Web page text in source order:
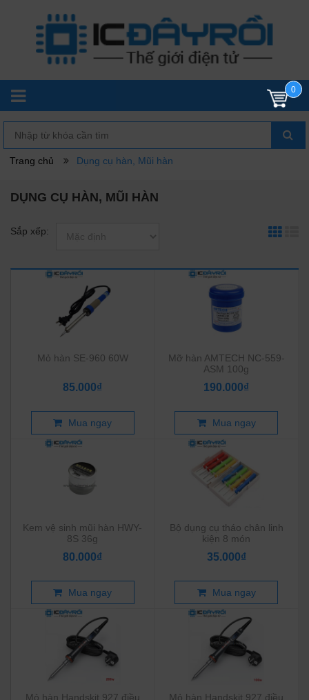
0
Trang chủ Dụng cụ hàn, Mũi hàn
DỤNG CỤ HÀN, MŨI HÀN
Sắp xếp:
Mỏ hàn SE-960 60W
85.000₫
Mua ngay
Mỡ hàn AMTECH NC-559-
ASM 100g
190.000₫
Mua ngay
Kem vệ sinh mũi hàn HWY-
8S 36g
80.000₫
Mua ngay
Bộ dụng cụ tháo chân linh
kiện 8 món
35.000₫
Mua ngay
Mỏ hàn Handskit 927 điều
Mỏ hàn Handskit 927 điều